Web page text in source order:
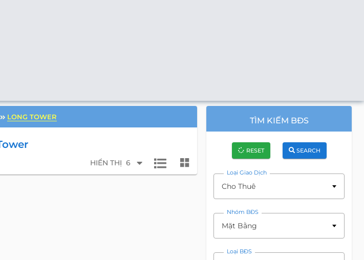
LONG TOWER
HIỂN THỊ 6
TÌM KIẾM BĐS
RESET SEARCH
Loại Giao Dịch
Cho Thuê
Nhóm BĐS
Mặt Bằng
Loại BĐS